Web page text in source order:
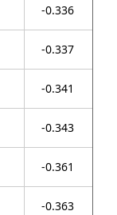
-0.336
-0.337
-0.341
-0.343
-0.361
-0.363